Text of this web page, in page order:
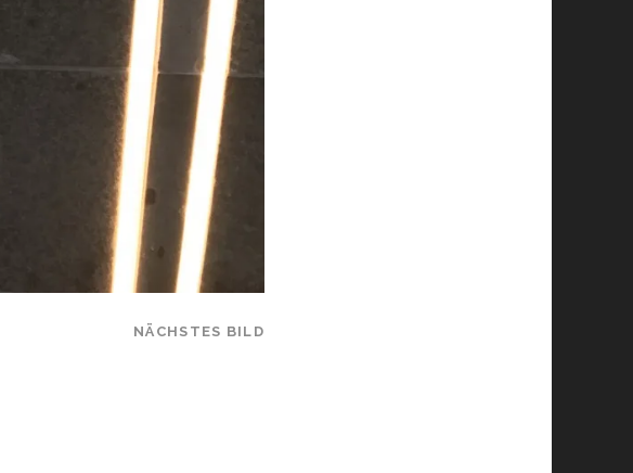
NÄCHSTES BILD